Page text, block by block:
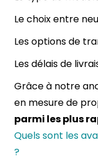
Le choix entre
Les options de
Les délais de
Grâce à notre
en mesure de
parmi les plus
Quels sont les
?